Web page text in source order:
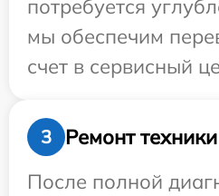
потребуется
мы обеспечим
счет в сервисный
3
Ремонт техники
После полной